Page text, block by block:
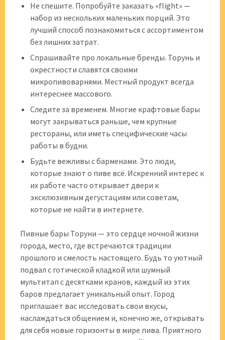
Не спешите. Попробуйте заказать «flight» —
набор из нескольких маленьких порций. Это
лучший способ познакомиться с ассортиментом
без лишних затрат.
Спрашивайте про локальные бренды. Торунь и
окрестности славятся своими
микропивоварнями. Местный продукт всегда
интереснее массового.
Следите за временем. Многие крафтовые бары
могут закрываться раньше, чем крупные
рестораны, или иметь специфические часы
работы в будни.
Будьте вежливы с барменами. Это люди,
которые знают о пиве всё. Искренний интерес к
их работе часто открывает двери к
эксклюзивным дегустациям или советам,
которые не найти в интернете.
Пивные бары Торуни — это сердце ночной жизни
города, место, где встречаются традиции
прошлого и смелость настоящего. Будь то уютный
подвал с готической кладкой или шумный
мультитап с десятками кранов, каждый из этих
баров предлагает уникальный опыт. Город
приглашает вас исследовать свои вкусы,
наслаждаться общением и, конечно же, открывать
для себя новые горизонты в мире пива. Приятного